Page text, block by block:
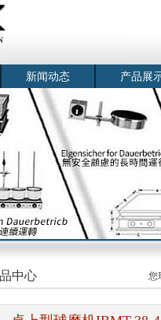
新闻动态 产品展
中心 您